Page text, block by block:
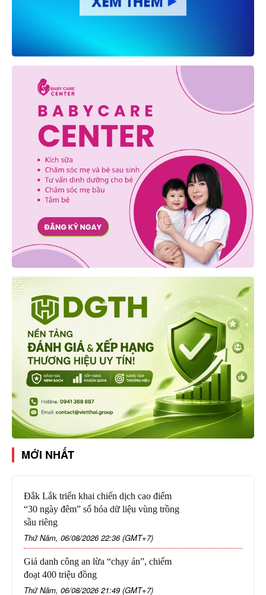
MỚI NHẤT
Đắk Lắk triển khai chiến dịch cao điểm
“30 ngày đêm” số hóa dữ liệu vùng trồng
sầu riêng
Thứ Năm, 06/08/2026 22:36 (GMT+7)
Giả danh công an lừa “chạy án”, chiếm
đoạt 400 triệu đồng
Thứ Năm, 06/08/2026 21:49 (GMT+7)